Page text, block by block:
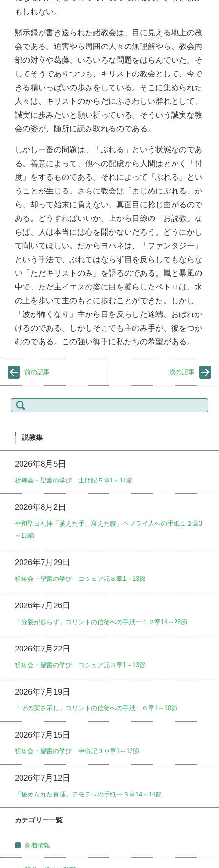
もしれない。
黙示録が書き送られた諸教会は、目に見える地上の教
会である。迫害やら周囲の人々の無理解やら、教会内
部の対立や葛藤、いろいろな問題をはらんでいた。そ
してそうでありつつも、キリストの教会として、今で
きる精いっぱいの歩みをしている。そこに集められた
人々は、キリストのからだにふさわしい群れとして、
誠実に歩みたいと願い祈っている。そういう誠実な教
会の姿が、随所に読み取れるのである。
しかし一番の問題は、「ぶれる」という状態なのであ
る。善意によって、他への配慮から人間はとかく「忖
度」をするものである。それによって「ぶれる」とい
うことが生じる。さらに教会は「まじめにぶれる」か
ら、却って始末に負えない、真面目に捻じ曲がるので
ある。どうすればいいか。上から目線の「お説教」な
らば、人は本当には心を開かないだろう。どうにかし
て聞いてほしい。だからヨハネは、「ファンタジー」
という手法で、ぶれてはならず目を反らしてもならな
い「ただキリストのみ」を語るのである。嵐と暴風の
中で、ただ主イエスの姿に目を凝らしたペトロは、水
の上を歩いて主のもとに歩むことができた。しかし
「波が怖くなり」主から目を反らした途端、おぼれか
けるのである。しかしそこでも主のみ手が、彼をつか
むのである。この強い御手に私たちの希望がある。
前の記事 次の記事
索:
説教集
2026年8月5日
祈祷会・聖書の学び 士師記５章1～18節
2026年8月2日
平和聖日礼拝「萎えた手、衰えた膝」ヘブライ人への手紙１２章3
～13節
2026年7月29日
祈祷会・聖書の学び ヨシュア記８章1～13節
2026年7月26日
「分裂が起らず」コリントの信徒への手紙一１２章14～26節
2026年7月22日
祈祷会・聖書の学び ヨシュア記３章1～13節
2026年7月19日
「その実を示し」コリントの信徒への手紙二６章1～10節
2026年7月15日
祈祷会・聖書の学び 申命記３０章1～12節
2026年7月12日
「秘められた真理」テモテへの手紙一３章14～16節
カテゴリー一覧
新着情報